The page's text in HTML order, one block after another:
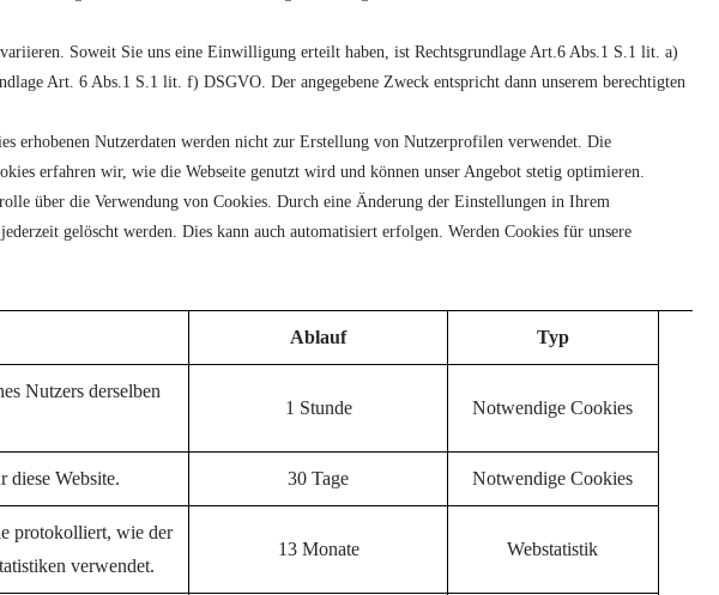
Soweit Sie uns eine Einwilligung erteilt haben, ist Rechtsgrundlage Art.6 Abs.1 S.1 lit. a)
Art. 6 Abs.1 S.1 lit. f) DSGVO. Der angegebene Zweck entspricht dann unserem berechtigten
erhobenen Nutzerdaten werden nicht zur Erstellung von Nutzerprofilen verwendet. Die
erfahren wir, wie die Webseite genutzt wird und können unser Angebot stetig optimieren.
über die Verwendung von Cookies. Durch eine Änderung der Einstellungen in Ihrem
gelöscht werden. Dies kann auch automatisiert erfolgen. Werden Cookies für unsere
Ablauf Typ
Nutzers derselben
1 Stunde Notwendige Cookies
diese Website. 30 Tage Notwendige Cookies
protokolliert, wie der
verwendet.
13 Monate Webstatistik